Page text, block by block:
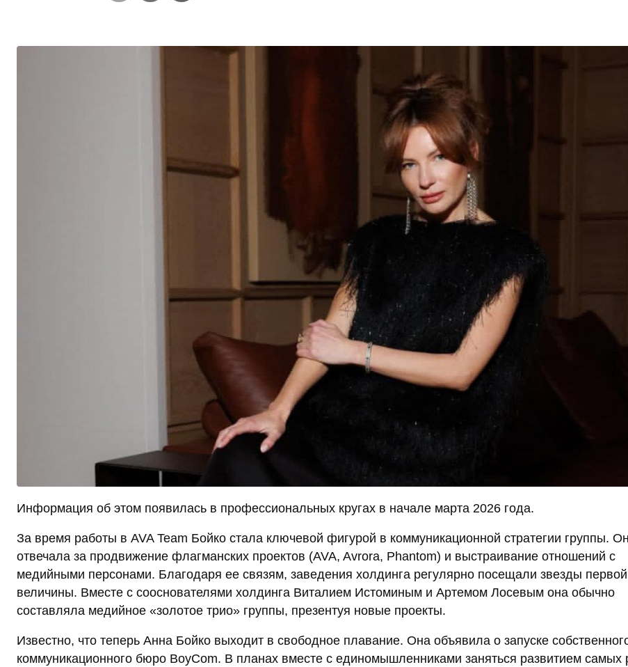
Информация об этом появилась в профессиональных кругах в начале марта 2026 года.
За время работы в AVA Team Бойко стала ключевой фигурой в коммуникационной стратегии группы.
отвечала за продвижение флагманских проектов (AVA, Avrora, Phantom) и выстраивание отношений с
медийными персонами. Благодаря ее связям, заведения холдинга регулярно посещали звезды первой
величины. Вместе с сооснователями холдинга Виталием Истоминым и Артемом Лосевым она обычно
составляла медийное «золотое трио» группы, презентуя новые проекты.
Известно, что теперь Анна Бойко выходит в свободное плавание. Она объявила о запуске
коммуникационного бюро BoyCom. В планах вместе с единомышленниками заняться развитием самых